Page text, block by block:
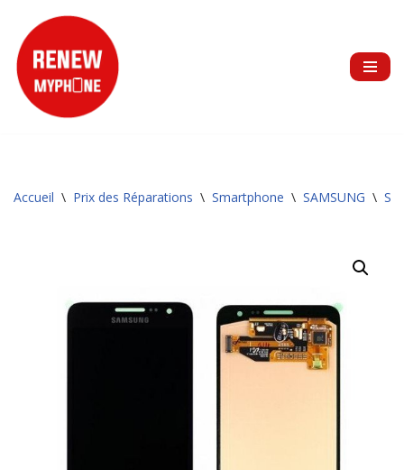
Aller
au
contenu
Accueil \ Prix des Réparations \ Smartphone \ SAMSUNG \